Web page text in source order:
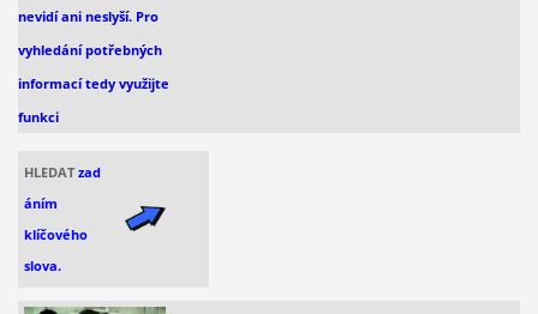
nevidíani neslyší. Pro
vyhledánípotřebných
informacítedy využijte
funkci
HLEDAT zad
áním
klíčového
slova.